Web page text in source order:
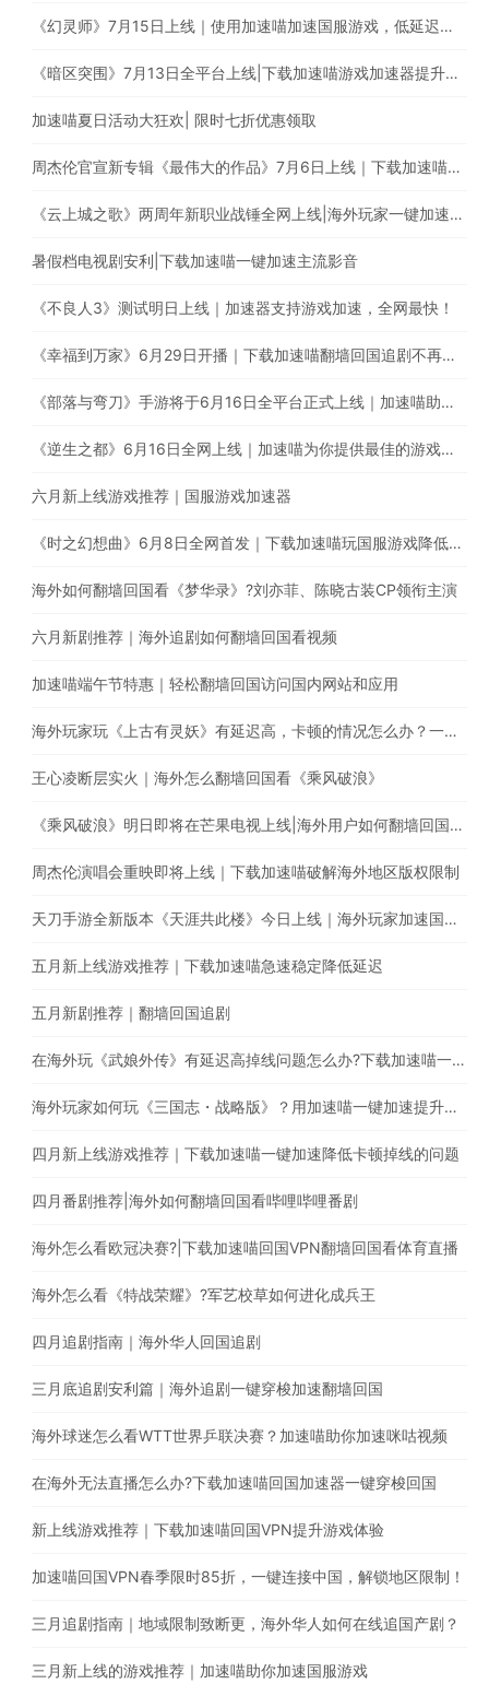
《幻灵师》7月15日上线｜使用加速喵加速国服游戏，低延迟无卡顿
《暗区突围》7月13日全平台上线|下载加速喵游戏加速器提升游戏体验
加速喵夏日活动大狂欢| 限时七折优惠领取
周杰伦官宣新专辑《最伟大的作品》7月6日上线｜下载加速喵解除地区限制
《云上城之歌》两周年新职业战锤全网上线|海外玩家一键加速国服游戏
暑假档电视剧安利|下载加速喵一键加速主流影音
《不良人3》测试明日上线｜加速器支持游戏加速，全网最快！
《幸福到万家》6月29日开播｜下载加速喵翻墙回国追剧不再受限
《部落与弯刀》手游将于6月16日全平台正式上线｜加速喵助你加速国服游戏提升游戏体验
《逆生之都》6月16日全网上线｜加速喵为你提供最佳的游戏加速体验
六月新上线游戏推荐｜国服游戏加速器
《时之幻想曲》6月8日全网首发｜下载加速喵玩国服游戏降低延迟提高稳定性
海外如何翻墙回国看《梦华录》?刘亦菲、陈晓古装CP领衔主演
六月新剧推荐｜海外追剧如何翻墙回国看视频
加速喵端午节特惠｜轻松翻墙回国访问国内网站和应用
海外玩家玩《上古有灵妖》有延迟高，卡顿的情况怎么办？一键回国游戏加速，极速稳定不丢包
王心凌断层实火｜海外怎么翻墙回国看《乘风破浪》
《乘风破浪》明日即将在芒果电视上线|海外用户如何翻墙回国追综艺
周杰伦演唱会重映即将上线｜下载加速喵破解海外地区版权限制
天刀手游全新版本《天涯共此楼》今日上线｜海外玩家加速国服游戏降低延迟
五月新上线游戏推荐｜下载加速喵急速稳定降低延迟
五月新剧推荐｜翻墙回国追剧
在海外玩《武娘外传》有延迟高掉线问题怎么办?下载加速喵一键加速国服游戏
海外玩家如何玩《三国志・战略版》？用加速喵一键加速提升游戏体验
四月新上线游戏推荐｜下载加速喵一键加速降低卡顿掉线的问题
四月番剧推荐|海外如何翻墙回国看哔哩哔哩番剧
海外怎么看欧冠决赛?|下载加速喵回国VPN翻墙回国看体育直播
海外怎么看《特战荣耀》?军艺校草如何进化成兵王
四月追剧指南｜海外华人回国追剧
三月底追剧安利篇｜海外追剧一键穿梭加速翻墙回国
海外球迷怎么看WTT世界乒联决赛？加速喵助你加速咪咕视频
在海外无法直播怎么办?下载加速喵回国加速器一键穿梭回国
新上线游戏推荐｜下载加速喵回国VPN提升游戏体验
加速喵回国VPN春季限时85折，一键连接中国，解锁地区限制！
三月追剧指南｜地域限制致断更，海外华人如何在线追国产剧？
三月新上线的游戏推荐｜加速喵助你加速国服游戏